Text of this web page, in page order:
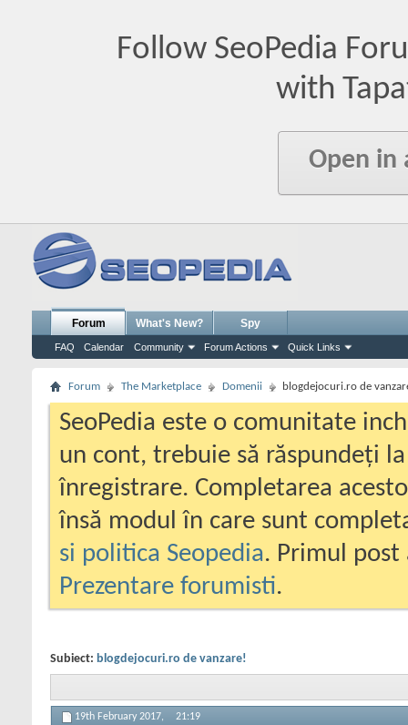
Follow SeoPedia
with
Open in
Forum
FAQ Calendar Community Forum Actions Quick Links
What's New? Spy
Forum The Marketplace Domenii blogdejocuri.ro de
SeoPedia este o comunitate
un cont, trebuie să răspundeți
înregistrare. Completarea
însă modul în care sunt
si politica Seopedia. Primul
Prezentare forumisti.
Subiect: blogdejocuri.ro de vanzare!
19th February 2017, 21:19